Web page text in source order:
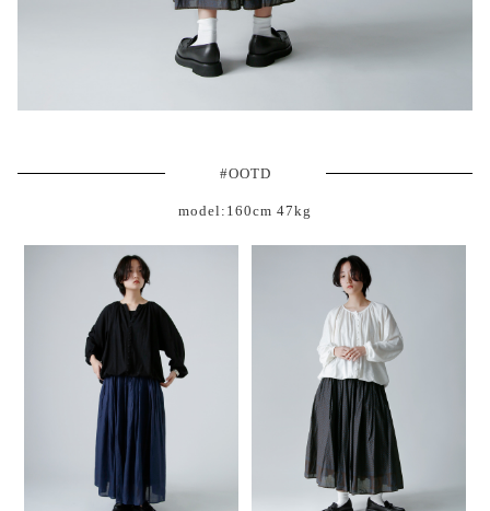
#OOTD
model:160cm 47kg